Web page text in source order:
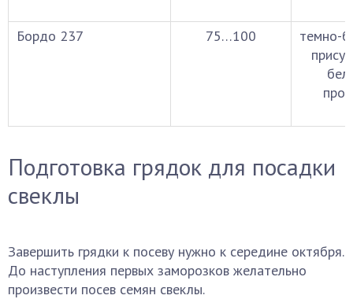
Бордо 237 75…100
темно-
Подготовка грядок для посадки
свеклы
Завершить грядки к посеву нужно к середине октября.
До наступления первых заморозков желательно
произвести посев семян свеклы.